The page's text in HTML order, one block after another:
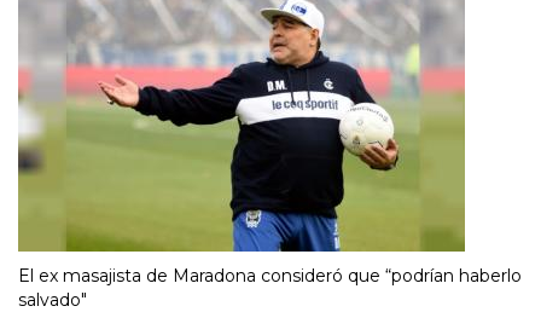
El ex masajista de Maradona consideró que “podrían haberlo
salvado"